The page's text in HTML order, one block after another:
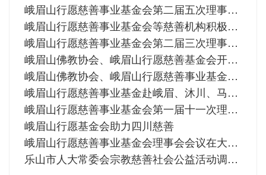
峨眉山行愿慈善事业基金会第二届五次理事会议在大佛禅院召开
峨眉山行愿慈善事业基金会等慈善机构积极救助8.18乐山洪灾受灾群众
峨眉山行愿慈善事业基金会第二届三次理事会议在大佛禅院召开
峨眉山佛教协会、峨眉山行愿慈善基金会开展2020新春慰问活动
峨眉山佛教协会、峨眉山行愿慈善事业基金会赴马边县开展助困扶贫活动
峨眉山行愿慈善事业基金赴峨眉、沐川、马边等地秋季助学
峨眉山行愿慈善事业基金会第一届十一次理事会议在大佛禅院召开
峨眉山行愿基金会助力四川慈善
峨眉山行愿慈善事业基金会理事会会议在大佛禅院召开
乐山市人大常委会宗教慈善社会公益活动调研组赴峨眉山调研